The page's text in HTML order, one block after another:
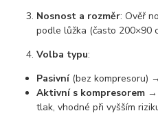
Nosnost a rozměr: Ověř
podle lůžka (často 200×90
Volba typu:
Pasivní(bez kompresoru)
Aktivní s kompresorem →
tlak, vhodné při vyšším